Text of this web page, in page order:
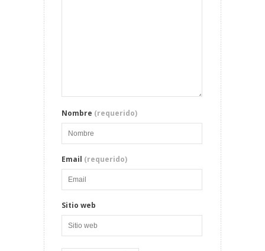
Nombre (requerido)
Email (requerido)
Sitio web